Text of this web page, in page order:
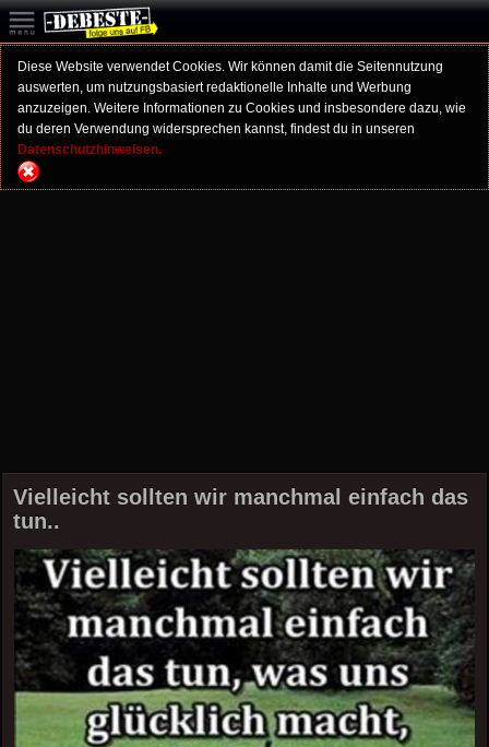
Diese Website verwendet Cookies. Wir können damit die Seitennutzung
auswerten, um nutzungsbasiert redaktionelle Inhalte und Werbung
anzuzeigen. Weitere Informationen zu Cookies und insbesondere dazu, wie
du deren Verwendung widersprechen kannst, findest du in unseren
Datenschutzhinweisen.
Vielleicht sollten wir manchmal einfach das
tun..